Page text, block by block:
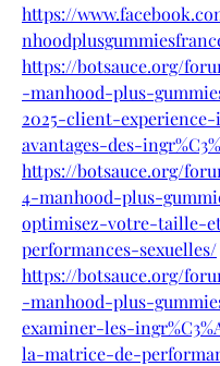
https://
https://botsauce.org/
-manhood-plus-
2025-client-
avantages-des-
https://botsauce.org/
4-manhood-plus-
optimisez-votre-taille-
performances-sexuelles/
https://botsauce.org/
-manhood-plus-
examiner-les-
la-matrice-de-